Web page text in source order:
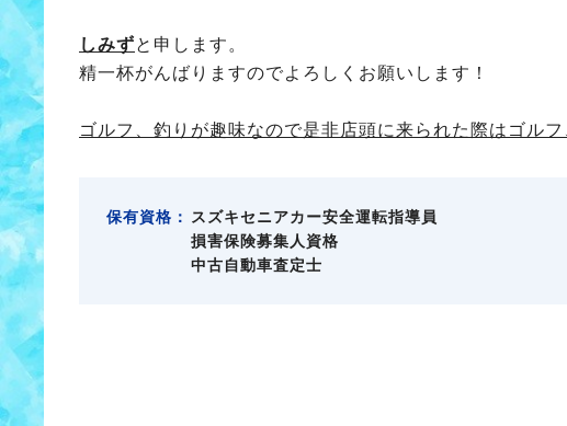
しみずと申します。
精一杯がんばりますのでよろしくお願いします！
ゴルフ、釣りが趣味なので是非店頭に来られた際はゴル
保有資格：
スズキセニアカー安全運転指導員
損害保険募集人資格
中古自動車査定士